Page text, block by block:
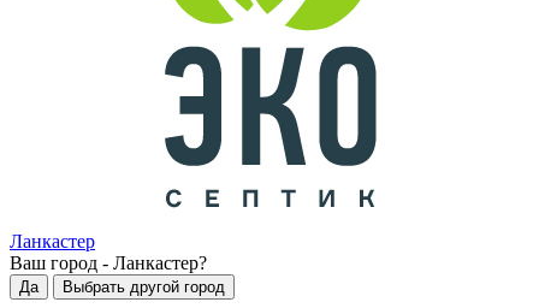
Ланкастер
Ваш город - Ланкастер?
Да Выбрать другой город